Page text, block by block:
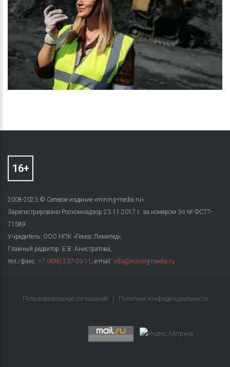
2008-2023 © Сетевое издание «mining-media.ru»
Зарегистрировано Роскомнадзор 23.11.2017 г. за номером Эл № ФС77-
71589
Учредитель: ООО НПК «Гемос Лимитед»,
Главный редактор: Е.В. Анистратова,
тел./факс: +7 (499) 237-03-11 ; e-mail: info@mining-media.ru
Пользовательское соглашение Политика конфиденциальности